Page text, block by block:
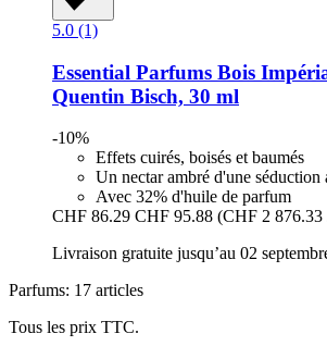
5.0 (1)
Essential Parfums Bois
Quentin Bisch, 30 ml
-10%
Effets cuirés, boisés et baumés
Un nectar ambré d'une séduction
Avec 32% d'huile de parfum
CHF 86.29 CHF 95.88 (CHF 2
Livraison gratuite jusqu’au 02
Parfums: 17 articles
Tous les prix TTC.